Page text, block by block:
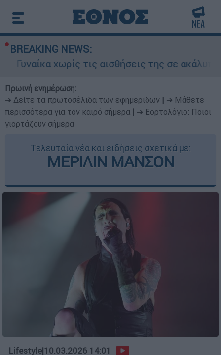
BREAKING NEWS:
τις αισθήσεις της σε ακάλυπτο
Πρωινή ενημέρωση:
➔ Δείτε τα πρωτοσέλιδα των εφημερίδων
➔ Μάθετε
περισσότερα για τον καιρό σήμερα
➔ Εορτολόγιο: Ποιοι
γιορτάζουν σήμερα
Τελευταία νέα και ειδήσεις σχετικά με:
ΜΕΡΙΛΙΝ ΜΑΝΣΟΝ
Lifestyle|10.03.2026 14:01